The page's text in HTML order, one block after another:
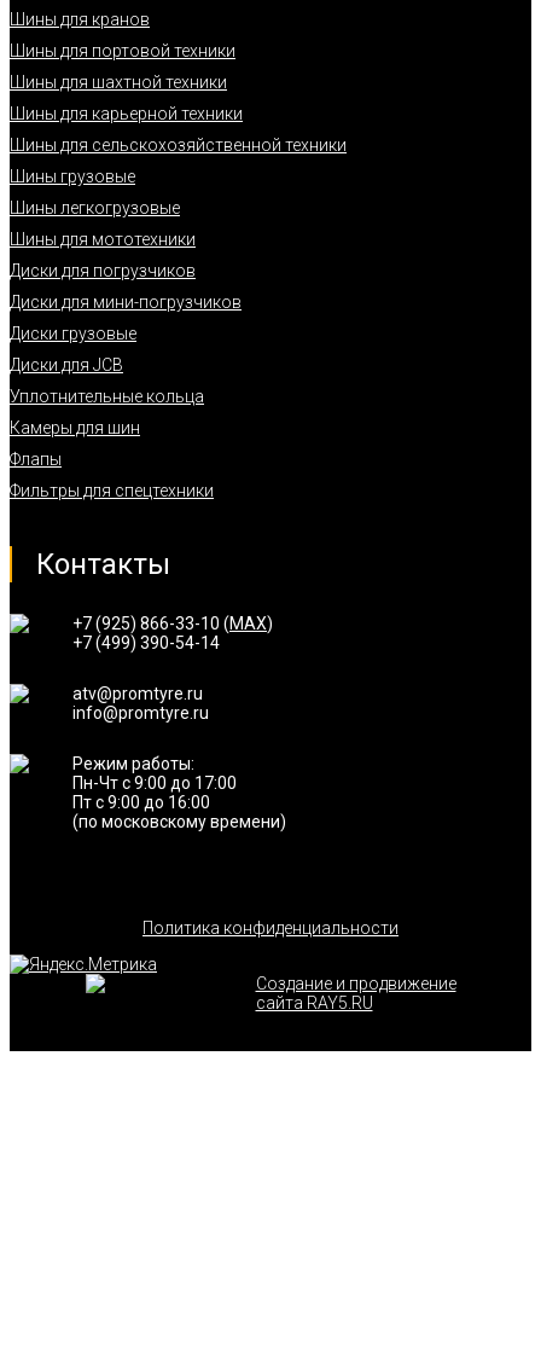
Шины для кранов
Шины для портовой техники
Шины для шахтной техники
Шины для карьерной техники
Шины для сельскохозяйственной техники
Шины грузовые
Шины легкогрузовые
Шины для мототехники
Диски для погрузчиков
Диски для мини-погрузчиков
Диски грузовые
Диски для JCB
Уплотнительные кольца
Камеры для шин
Флапы
Фильтры для спецтехники
Контакты
+7 (925) 866-33-10 (MAX)
+7 (499) 390-54-14
atv@promtyre.ru
info@promtyre.ru
Режим работы:
Пн-Чт с 9:00 до 17:00
Пт с 9:00 до 16:00
(по московскому времени)
Политика конфиденциальности
Создание и продвижение
сайта RAY5.RU